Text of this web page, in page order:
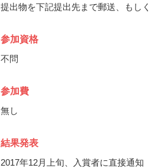
提出物を下記提出先まで郵送、もし
参加資格
不問
参加費
無し
結果発表
2017年12月上旬、入賞者に直接通知